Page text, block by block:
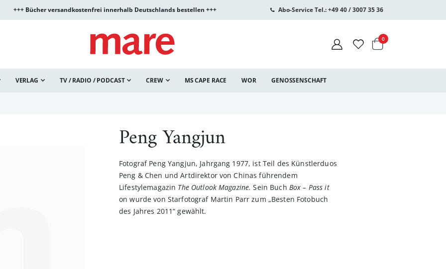
+++ Bücher versandkostenfrei innerhalb Deutschlands bestellen +++ Abo-Service Tel.: +49 40 / 3007 35 36
Warenkorb
0Artikel
VERLAG TV / RADIO / PODCAST CREW MS CAPE RACE WOR GENOSSENSCHAFT
Peng Yangjun
Fotograf Peng Yangjun, Jahrgang 1977, ist Teil des Künstlerduos
Peng & Chen und Artdirektor von Chinas führendem
Lifestylemagazin The Outlook Magazine. Sein Buch Box – Pass it
on wurde von Starfotograf Martin Parr zum „Besten Fotobuch
des Jahres 2011“ gewählt.